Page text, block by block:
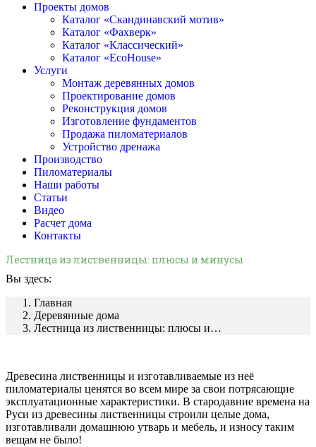
Проекты домов
Каталог «Скандинавский мотив»
Каталог «Фахверк»
Каталог «Классический»
Каталог «EcoHouse»
Услуги
Монтаж деревянных домов
Проектирование домов
Реконструкция домов
Изготовление фундаментов
Продажа пиломатериалов
Устройство дренажа
Производство
Пиломатериалы
Наши работы
Статьи
Видео
Расчет дома
Контакты
Лестница из лиственницы: плюсы и минусы
Вы здесь:
Главная
Деревянные дома
Лестница из лиственницы: плюсы и…
Древесина лиственницы и изготавливаемые из неё
пиломатериалы ценятся во всем мире за свои потрясающие
эксплуатационные характеристики. В стародавние времена на
Руси из древесины лиственницы строили целые дома,
изготавливали домашнюю утварь и мебель, и износу таким
вещам не было!